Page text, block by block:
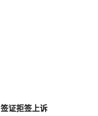
签证拒签上诉